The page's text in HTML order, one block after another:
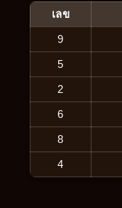
เลข
9
5
2
6
8
4